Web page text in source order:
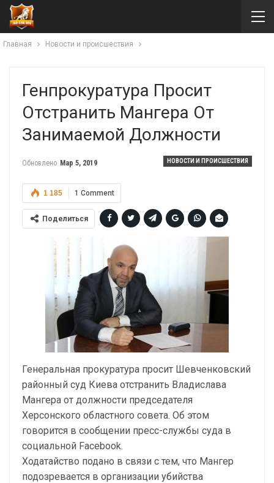
Главная Новости и происшествия
Генпрокуратура Просит
Отстранить Мангера От
Занимаемой Должности
НОВОСТИ И ПРОИСШЕСТВИЯ
Обновлено Мар 5, 2019
1 Comment
1 185
Поделиться
Генеральная прокуратура просит Шевченковский
районный суд Киева отстранить Владислава
Мангера от должности председателя
Херсонского областного совета. Об этом
говорится в сообщении пресс-службы суда в
социальной Facebook.
Ходатайство подано в связи с тем, что Мангер
подозревается в организации убийства